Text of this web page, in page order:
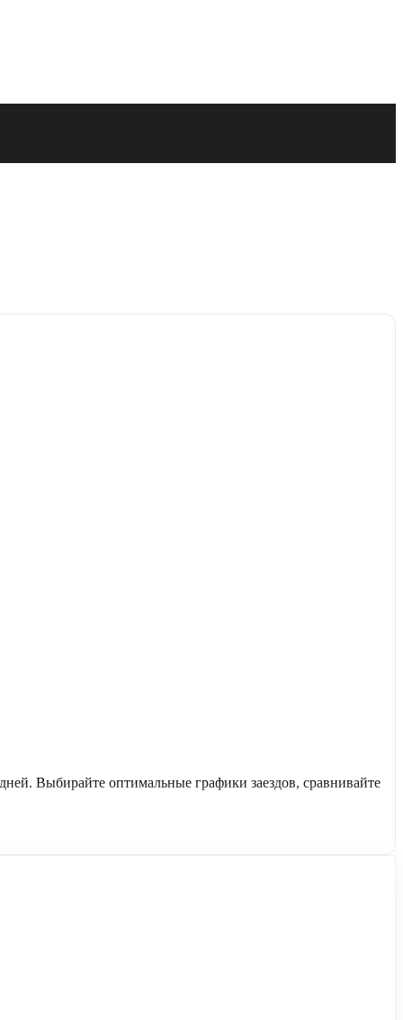
Выбирайте оптимальные графики заездов, сравнивайте